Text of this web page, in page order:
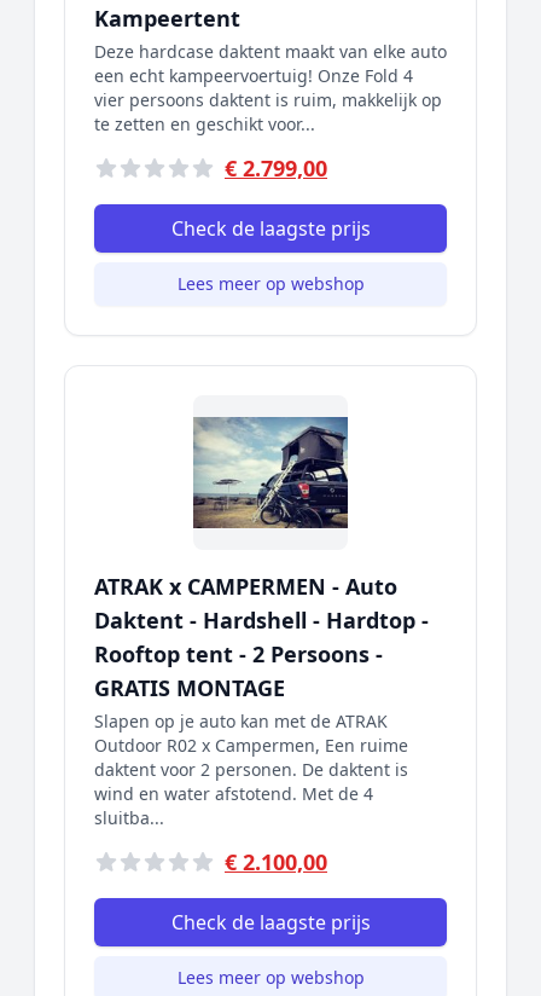
Kampeertent
Deze hardcase daktent maakt van elke auto
een echt kampeervoertuig! Onze Fold 4
vier persoons daktent is ruim, makkelijk op
te zetten en geschikt voor...
€ 2.799,00
Check de laagste prijs
Lees meer op webshop
ATRAK x CAMPERMEN - Auto
Daktent - Hardshell - Hardtop -
Rooftop tent - 2 Persoons -
GRATIS MONTAGE
Slapen op je auto kan met de ATRAK
Outdoor R02 x Campermen, Een ruime
daktent voor 2 personen. De daktent is
wind en water afstotend. Met de 4
sluitba...
€ 2.100,00
Check de laagste prijs
Lees meer op webshop